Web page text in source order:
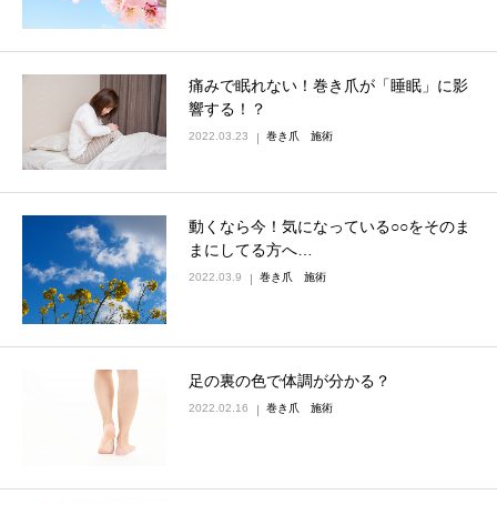
痛みで眠れない！巻き爪が「睡眠」に影
響する！？
2022.03.23 巻き爪 施術
動くなら今！気になっている○○をそのま
まにしてる方へ…
2022.03.9 巻き爪 施術
足の裏の色で体調が分かる？
2022.02.16 巻き爪 施術